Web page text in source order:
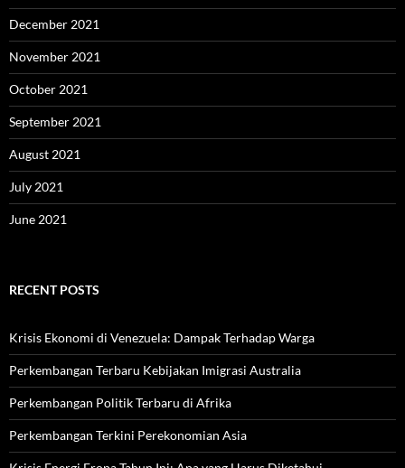
December 2021
November 2021
October 2021
September 2021
August 2021
July 2021
June 2021
RECENT POSTS
Krisis Ekonomi di Venezuela: Dampak Terhadap Warga
Perkembangan Terbaru Kebijakan Imigrasi Australia
Perkembangan Politik Terbaru di Afrika
Perkembangan Terkini Perekonomian Asia